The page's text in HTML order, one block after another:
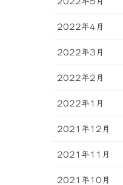
2022年4月
2022年3月
2022年2月
2022年1月
2021年12月
2021年11月
2021年10月